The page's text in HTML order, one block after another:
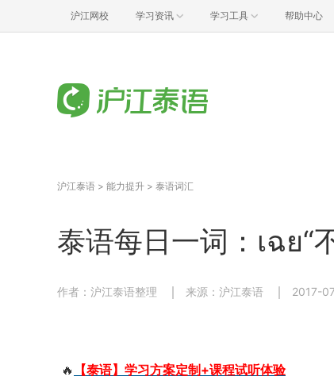
沪江网校 学习资讯 学习工具 帮助中心
沪江泰语 > 能力提升 > 泰语词汇
泰语每日一词：เฉย“
作者：沪江泰语整理 来源：沪江泰语 2017-
🔥 【泰语】学习方案定制+课程试听体验